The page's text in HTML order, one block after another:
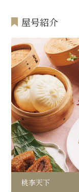
屋号紹介
桃李天下